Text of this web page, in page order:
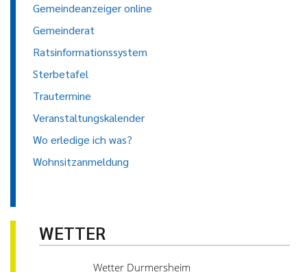
Gemeindeanzeiger online
Gemeinderat
Ratsinformationssystem
Sterbetafel
Trautermine
Veranstaltungskalender
Wo erledige ich was?
Wohnsitzanmeldung
WETTER
Wetter Durmersheim